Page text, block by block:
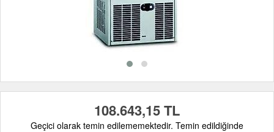
108.643,15 TL
Geçici olarak temin edilememektedir. Temin edildiğinde